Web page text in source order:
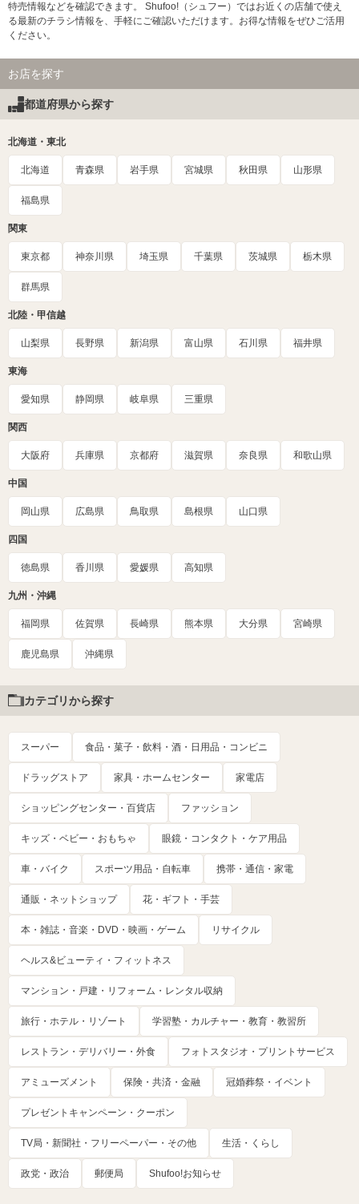
特売情報などを確認できます。 Shufoo!（シュフー）ではお近くの店舗で使え
る最新のチラシ情報を、手軽にご確認いただけます。お得な情報をぜひご活用
ください。
お店を探す
都道府県から探す
北海道・東北
北海道 青森県 岩手県 宮城県 秋田県 山形県
福島県
関東
東京都 神奈川県 埼玉県 千葉県 茨城県 栃木県
群馬県
北陸・甲信越
山梨県 長野県 新潟県 富山県 石川県 福井県
東海
愛知県 静岡県 岐阜県 三重県
関西
大阪府 兵庫県 京都府 滋賀県 奈良県 和歌山県
中国
岡山県 広島県 鳥取県 島根県 山口県
四国
徳島県 香川県 愛媛県 高知県
九州・沖縄
福岡県 佐賀県 長崎県 熊本県 大分県 宮崎県
鹿児島県 沖縄県
カテゴリから探す
スーパー 食品・菓子・飲料・酒・日用品・コンビニ
ドラッグストア 家具・ホームセンター 家電店
ショッピングセンター・百貨店 ファッション
キッズ・ベビー・おもちゃ 眼鏡・コンタクト・ケア用品
車・バイク スポーツ用品・自転車 携帯・通信・家電
通販・ネットショップ 花・ギフト・手芸
本・雑誌・音楽・DVD・映画・ゲーム リサイクル
ヘルス&ビューティ・フィットネス
マンション・戸建・リフォーム・レンタル収納
旅行・ホテル・リゾート 学習塾・カルチャー・教育・教習所
レストラン・デリバリー・外食 フォトスタジオ・プリントサービス
アミューズメント 保険・共済・金融 冠婚葬祭・イベント
プレゼントキャンペーン・クーポン
TV局・新聞社・フリーペーパー・その他 生活・くらし
政党・政治 郵便局 Shufoo!お知らせ